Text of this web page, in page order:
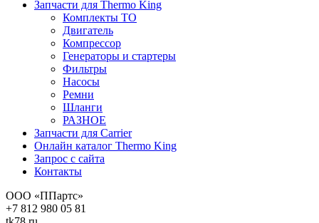
Запчасти для Thermo King
Комплекты ТО
Двигатель
Компрессор
Генераторы и стартеры
Фильтры
Насосы
Ремни
Шланги
РАЗНОЕ
Запчасти для Carrier
Онлайн каталог Thermo King
Запрос с сайта
Контакты
ООО «ППартс»
+7 812 980 05 81